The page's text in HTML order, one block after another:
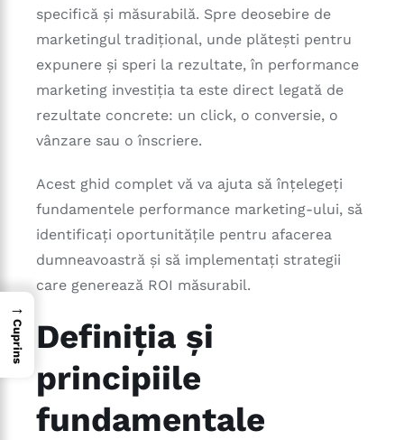
specifică și măsurabilă. Spre deosebire de
marketingul tradițional, unde plătești pentru
expunere și speri la rezultate, în performance
marketing investiția ta este direct legată de
rezultate concrete: un click, o conversie, o
vânzare sau o înscriere.
Acest ghid complet vă va ajuta să înțelegeți
fundamentele performance marketing-ului, să
identificați oportunitățile pentru afacerea
dumneavoastră și să implementați strategii
care generează ROI măsurabil.
Definiția și
principiile
fundamentale
→
Cuprins